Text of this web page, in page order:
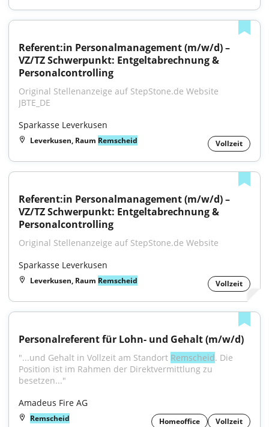
Referent:in Personalmanagement (m/w/d) –
VZ/TZ Schwerpunkt: Entgeltabrechnung &
Personalcontrolling
Original Stellenanzeige auf StepStone.de Website
JBTE_DE
Sparkasse Leverkusen
Leverkusen, Raum Remscheid Vollzeit
Referent:in Personalmanagement (m/w/d) –
VZ/TZ Schwerpunkt: Entgeltabrechnung &
Personalcontrolling
Original Stellenanzeige auf StepStone.de Website
Sparkasse Leverkusen
Leverkusen, Raum Remscheid Vollzeit
Personalreferent für Lohn- und Gehalt (m/w/d)
"...und Gehalt in Vollzeit am Standort Remscheid. Die
Position ist im Rahmen der Direktvermittlung zu
besetzen..."
Amadeus Fire AG
Remscheid Homeoffice Vollzeit